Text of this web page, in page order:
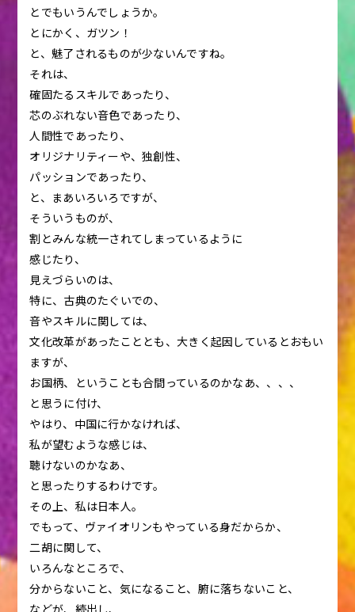
とでもいうんでしょうか。
とにかく、ガツン！
と、魅了されるものが少ないんですね。
それは、
確固たるスキルであったり、
芯のぶれない音色であったり、
人間性であったり、
オリジナリティーや、独創性、
パッションであったり、
と、まあいろいろですが、
そういうものが、
割とみんな統一されてしまっているように
感じたり、
見えづらいのは、
特に、古典のたぐいでの、
音やスキルに関しては、
文化改革があったこととも、大きく起因しているとおもい
ますが、
お国柄、ということも合間っているのかなあ、、、、
と思うに付け、
やはり、中国に行かなければ、
私が望むような感じは、
聴けないのかなあ、
と思ったりするわけです。
その上、私は日本人。
でもって、ヴァイオリンもやっている身だからか、
二胡に関して、
いろんなところで、
分からないこと、気になること、腑に落ちないこと、
などが、続出し、